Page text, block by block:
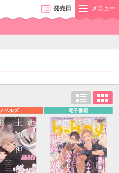
発売日 メニュー
ノベルズ 電子書籍